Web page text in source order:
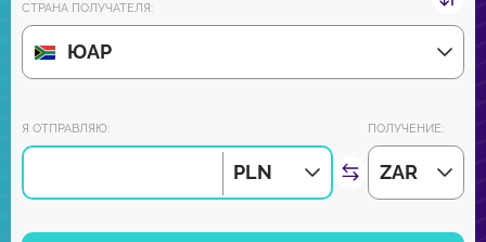
Уже скоро скачайте приложение для Android и iPhone:
Присоединяйся к нам:
СТРАНА ПОЛУЧАТЕЛЯ:
ЮАР
Я ОТПРАВЛЯЮ:
PLN
ПОЛУЧЕНИЕ:
ZAR